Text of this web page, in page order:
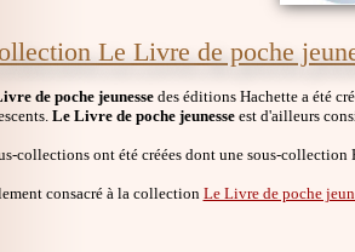
Le Livre de poche
de poche jeunessedes éditions Hachette a été
Le Livre de poche jeunesseest d'ailleurs
collections ont été créées dont une sous-
consacré à la collection Le Livre de poche